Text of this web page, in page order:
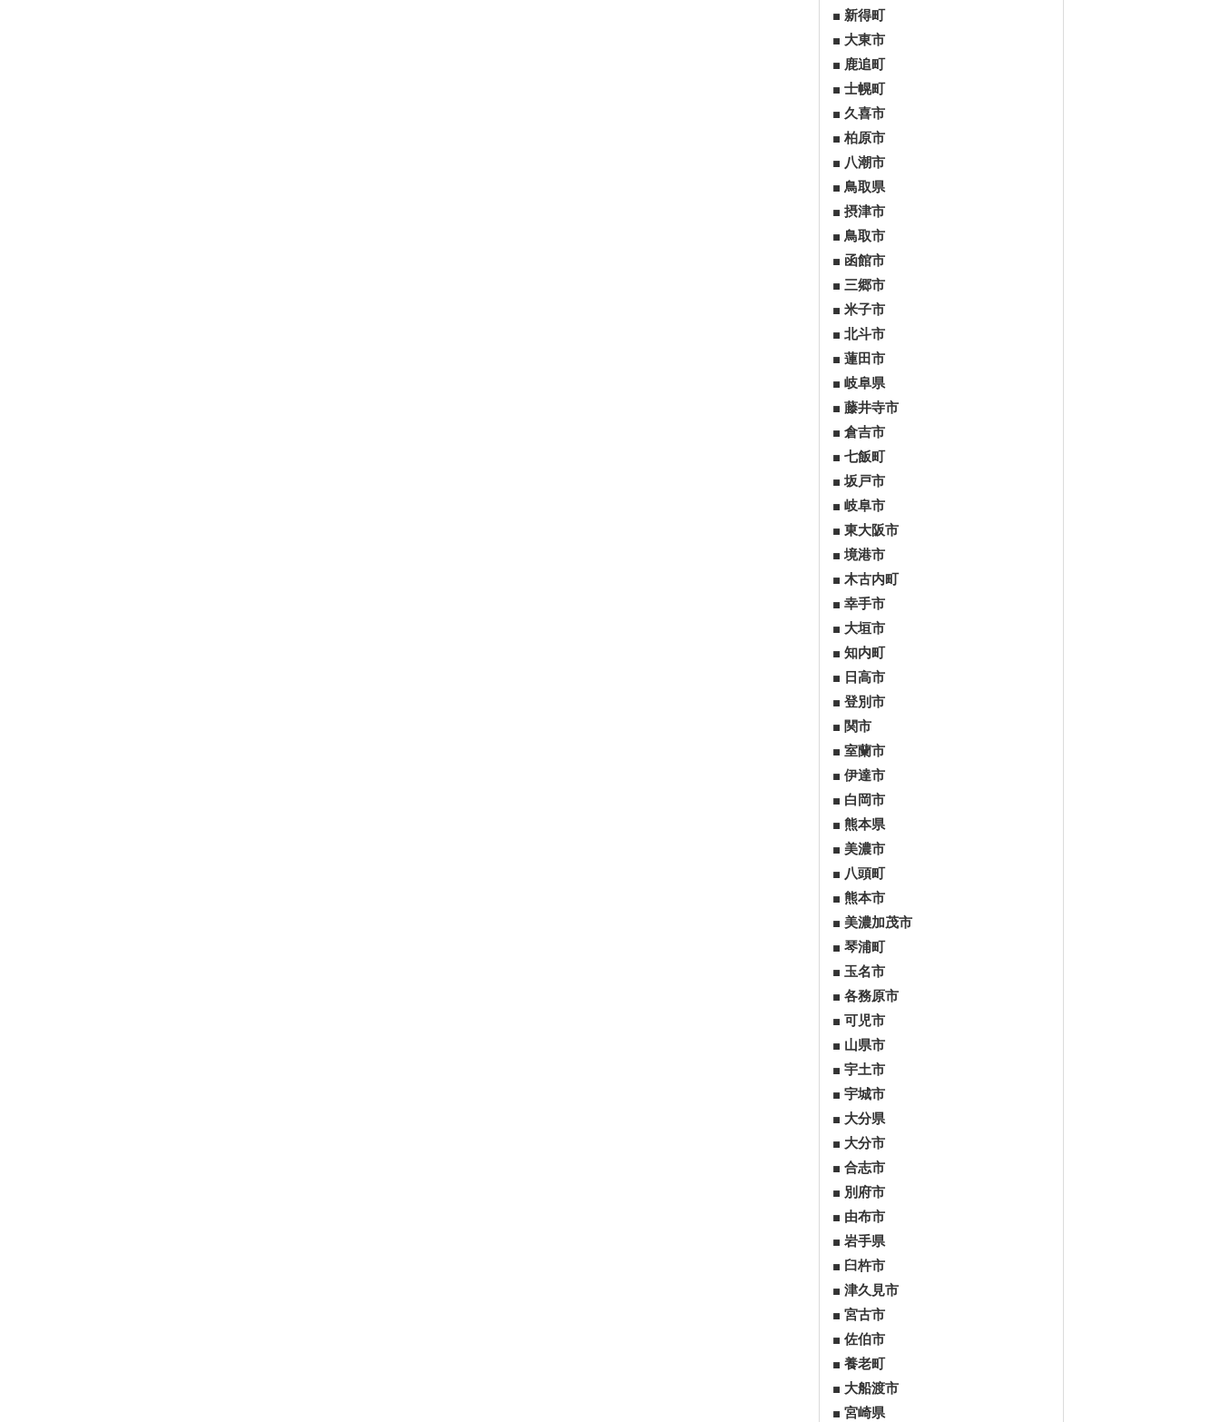
新得町
大東市
鹿追町
士幌町
久喜市
柏原市
八潮市
鳥取県
摂津市
鳥取市
函館市
三郷市
米子市
北斗市
蓮田市
岐阜県
藤井寺市
倉吉市
七飯町
坂戸市
岐阜市
東大阪市
境港市
木古内町
幸手市
大垣市
知内町
日高市
登別市
関市
室蘭市
伊達市
白岡市
熊本県
美濃市
八頭町
熊本市
美濃加茂市
琴浦町
玉名市
各務原市
可児市
山県市
宇土市
宇城市
大分県
大分市
合志市
別府市
由布市
岩手県
臼杵市
津久見市
宮古市
佐伯市
養老町
大船渡市
宮崎県